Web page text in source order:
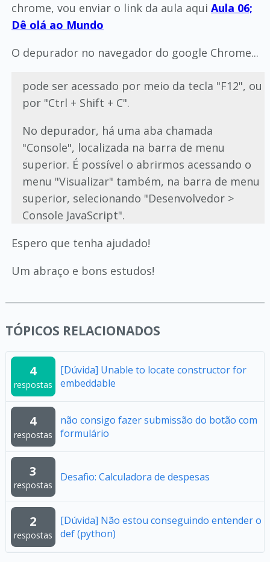
chrome, vou enviar o link da aula aqui Aula 06;
Dê olá ao Mundo
O depurador no navegador do google Chrome...
pode ser acessado por meio da tecla "F12", ou
por "Ctrl + Shift + C".
No depurador, há uma aba chamada
"Console", localizada na barra de menu
superior. É possível o abrirmos acessando o
menu "Visualizar" também, na barra de menu
superior, selecionando "Desenvolvedor >
Console JavaScript".
Espero que tenha ajudado!
Um abraço e bons estudos!
TÓPICOS RELACIONADOS
4
respostas
[Dúvida] Unable to locate constructor for
embeddable
4
respostas
não consigo fazer submissão do botão com
formulário
3
respostas
Desafio: Calculadora de despesas
2
respostas
[Dúvida] Não estou conseguindo entender o
def (python)